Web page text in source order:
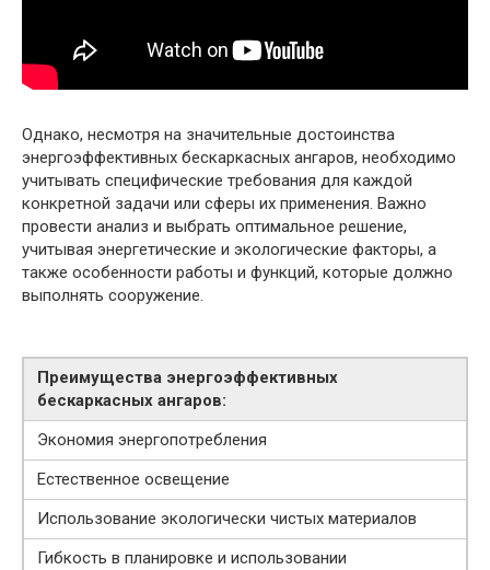
Однако, несмотря на значительные достоинства
энергоэффективных бескаркасных ангаров, необходимо
учитывать специфические требования для каждой
конкретной задачи или сферы их применения. Важно
провести анализ и выбрать оптимальное решение,
учитывая энергетические и экологические факторы, а
также особенности работы и функций, которые должно
выполнять сооружение.
Преимущества энергоэффективных
бескаркасных ангаров:
Экономия энергопотребления
Естественное освещение
Использование экологически чистых материалов
Гибкость в планировке и использовании